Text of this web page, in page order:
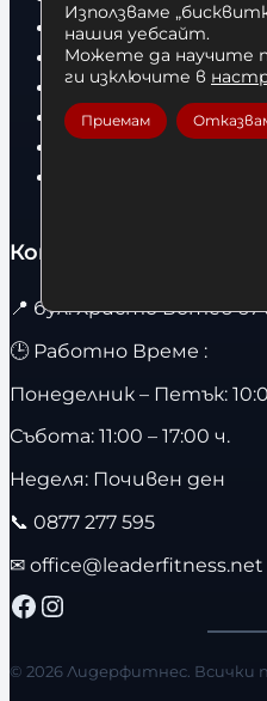
Дрехи
Детски дрехи
Суичъри
Фитнес
Бягащи пътеки
Контакти
📍 бул. Христо Ботев 67
🕒 Работно Време :
Понеделник – Петък:
Събота: 11:00 – 17:00 ч.
Неделя: Почивен ден
📞 0877 277 595
✉ office@leaderfitness.net
Facebook Instagram
© 2026 Лидерфитнес. Всички
Използваме
нашия уебсайт.
Можете да научите
ги изключите в
Приемам